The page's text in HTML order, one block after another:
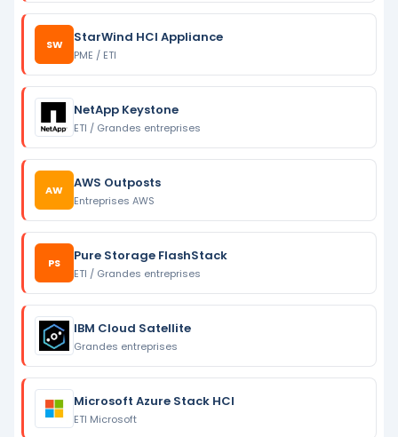
SW StarWind HCI Appliance
PME / ETI
NetApp Keystone
ETI / Grandes entreprises
AW AWS Outposts
Entreprises AWS
PS Pure Storage FlashStack
ETI / Grandes entreprises
IBM Cloud Satellite
Grandes entreprises
Microsoft Azure Stack HCI
ETI Microsoft